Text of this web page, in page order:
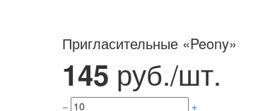
Пригласительные «Peony»
145 руб./шт.